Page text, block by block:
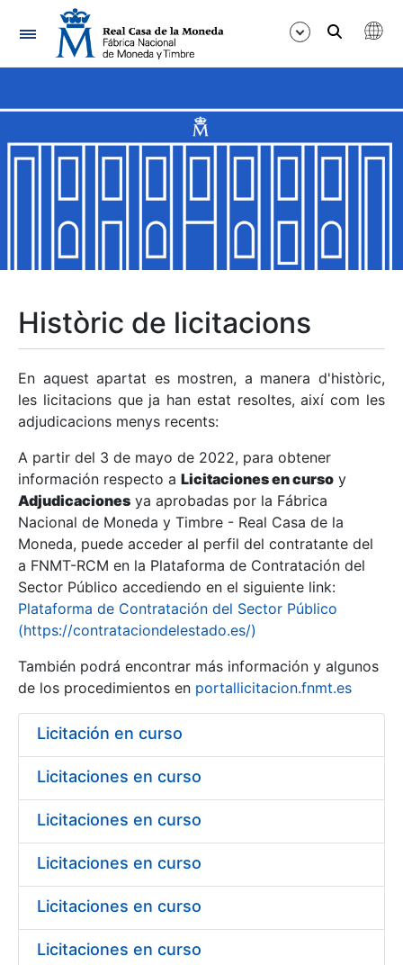
Navegació
Mostra/Amaga
Mostra/Amaga
Mostra/Amaga
Mostra/Amaga
Mostra/Amaga
Mostra/Amaga
Històric de licitacions
En aquest apartat es mostren, a manera d'històric,
les licitacions que ja han estat resoltes, així com les
adjudicacions menys recents:
A partir del 3 de mayo de 2022, para obtener
información respecto a Licitaciones en curso y
Adjudicaciones ya aprobadas por la Fábrica
Nacional de Moneda y Timbre - Real Casa de la
Moneda, puede acceder al perfil del contratante del
a FNMT-RCM en la Plataforma de Contratación del
Sector Público accediendo en el siguiente link:
Plataforma de Contratación del Sector Público
(https://contrataciondelestado.es/)
También podrá encontrar más información y algunos
de los procedimientos en portallicitacion.fnmt.es
Licitación en curso
Licitaciones en curso
Licitaciones en curso
Licitaciones en curso
Licitaciones en curso
Licitaciones en curso